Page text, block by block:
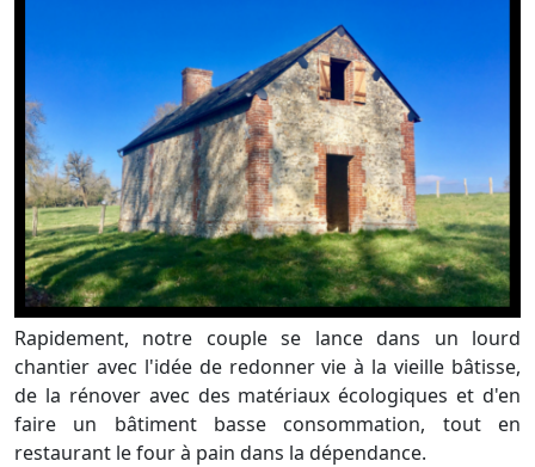
Rapidement, notre couple se lance dans un lourd
chantier avec l'idée de redonner vie à la vieille bâtisse,
de la rénover avec des matériaux écologiques et d'en
faire un bâtiment basse consommation, tout en
restaurant le four à pain dans la dépendance.